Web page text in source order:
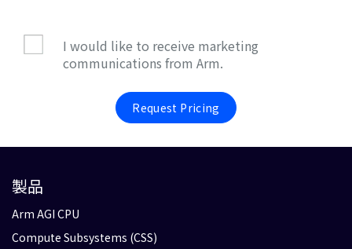
I would like to receive marketing
communications from Arm.
Request Pricing
製品
Arm AGI CPU
Compute Subsystems (CSS)